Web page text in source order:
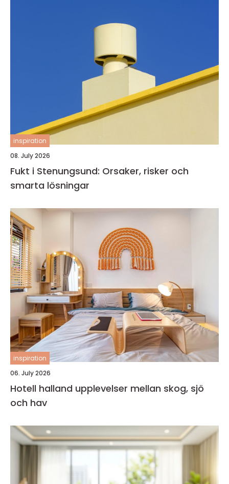
inspiration
08. July 2026
Fukt i Stenungsund: Orsaker, risker och
smarta lösningar
inspiration
06. July 2026
Hotell halland upplevelser mellan skog, sjö
och hav